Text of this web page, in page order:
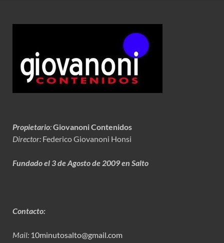
Propietario:Giovanoni Contenidos
Director: Federico Giovanoni Honsi
Fundado el 3 de Agosto de 2009 en Salto
Contacto:
Mail: 10minutosalto@gmail.com